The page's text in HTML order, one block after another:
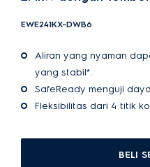
EWE241KX-DWB6
Aliran yang nyaman
yang stabil*.
SafeReady menguji
Fleksibilitas dari 4 titik
BELI